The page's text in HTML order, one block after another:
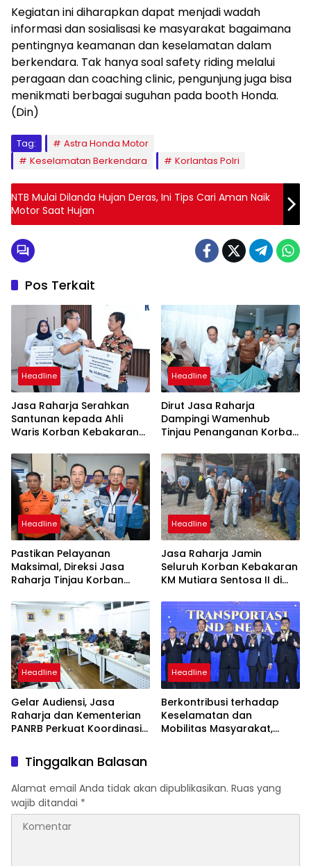
Kegiatan ini diharapkan dapat menjadi wadah
informasi dan sosialisasi ke masyarakat bagaimana
pentingnya keamanan dan keselamatan dalam
berkendara. Tak hanya soal safety riding melalui
peragaan dan coaching clinic, pengunjung juga bisa
menikmati berbagai suguhan pada booth Honda.
(Din)
Tag:
Astra Honda Motor
Keselamatan Berkendara
Korlantas Polri
NTB Mulai Dilanda Hujan Deras, Ini Tips Cari Aman Naik
Motor Saat Hujan
Pos Terkait
Headline
Jasa Raharja Serahkan
Santunan kepada Ahli
Waris Korban Kebakaran
Headline
Dirut Jasa Raharja
Dampingi Wamenhub
Tinjau Penanganan Korban
PHC Surabaya
Headline
Pastikan Pelayanan
Maksimal, Direksi Jasa
Raharja Tinjau Korban
Sentosa II
Headline
Jasa Raharja Jamin
Seluruh Korban Kebakaran
KM Mutiara Sentosa II di
Headline
Gelar Audiensi, Jasa
Raharja dan Kementerian
PANRB Perkuat Koordinasi
dan SWDKLLJ
Headline
Berkontribusi terhadap
Keselamatan dan
Mobilitas Masyarakat,
Awards 2026
Tinggalkan Balasan
Alamat email Anda tidak akan dipublikasikan. Ruas yang
wajib ditandai *